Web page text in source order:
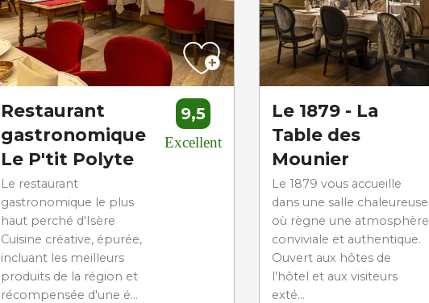
Restaurant
gastronomique
Le P'tit Polyte
Le restaurant
gastronomique le plus
haut perché d'Isère
Cuisine créative, épurée,
incluant les meilleurs
produits de la région et
récompensée d'une é...
9,5
Excellent
Le 1879 - La
Table des
Mounier
Le 1879 vous accueille
dans une salle chaleureuse
où règne une atmosphère
conviviale et authentique.
Ouvert aux hôtes de
l’hôtel et aux visiteurs
exté...